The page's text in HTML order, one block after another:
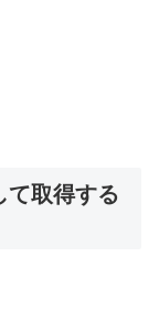
て取得する